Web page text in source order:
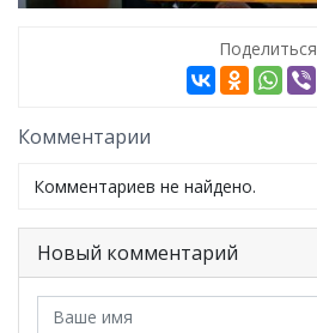
Поделиться
Комментарии
Комментариев не найдено.
Новый комментарий